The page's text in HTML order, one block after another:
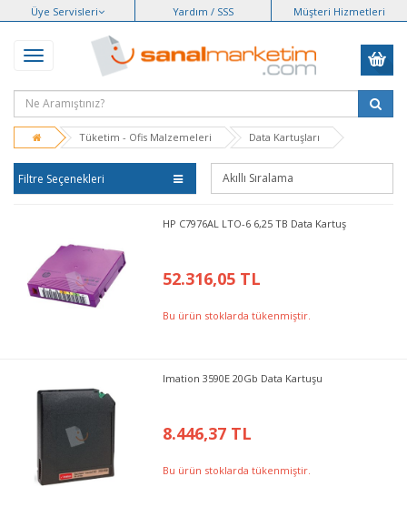
Üye Servisleri Yardım / SSS Müşteri Hizmetleri
Tüketim - Ofis Malzemeleri Data Kartuşları
Filtre Seçenekleri
HP C7976AL LTO-6 6,25 TB Data Kartuş
52.316,05 TL
Bu ürün stoklarda tükenmiştir.
Imation 3590E 20Gb Data Kartuşu
8.446,37 TL
Bu ürün stoklarda tükenmiştir.